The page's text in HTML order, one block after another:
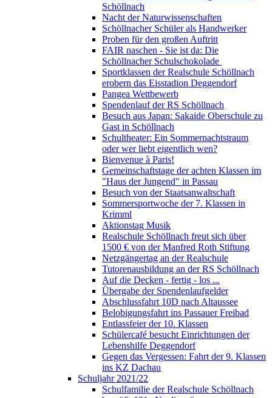
Schöllnach
Nacht der Naturwissenschaften
Schöllnacher Schüler als Handwerker
Proben für den großen Auftritt
FAIR naschen - Sie ist da: Die
Schöllnacher Schulschokolade
Sportklassen der Realschule Schöllnach
erobern das Eisstadion Deggendorf
Pangea Wettbewerb
Spendenlauf der RS Schöllnach
Besuch aus Japan: Sakaide Oberschule zu
Gast in Schöllnach
Schultheater: Ein Sommernachtstraum
oder wer liebt eigentlich wen?
Bienvenue à Paris!
Gemeinschaftstage der achten Klassen im
"Haus der Jungend" in Passau
Besuch von der Staatsanwaltschaft
Sommersportwoche der 7. Klassen in
Krimml
Aktionstag Musik
Realschule Schöllnach freut sich über
1500 € von der Manfred Roth Stiftung
Netzgängertag an der Realschule
Tutorenausbildung an der RS Schöllnach
Auf die Decken - fertig - los ...
Übergabe der Spendenlaufgelder
Abschlussfahrt 10D nach Altaussee
Belobigungsfahrt ins Passauer Freibad
Entlassfeier der 10. Klassen
Schülercafé besucht Einrichtungen der
Lebenshilfe Deggendorf
Gegen das Vergessen: Fahrt der 9. Klassen
ins KZ Dachau
Schuljahr 2021/22
Schulfamilie der Realschule Schöllnach